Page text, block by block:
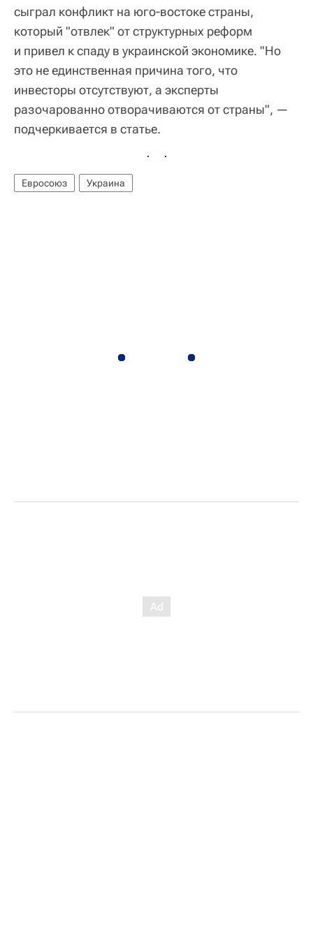
сыграл конфликт на юго-востоке страны,
который "отвлек" от структурных реформ
и привел к спаду в украинской экономике. "Но
это не единственная причина того, что
инвесторы отсутствуют, а эксперты
разочарованно отворачиваются от страны", —
подчеркивается в статье.
Евросоюз Украина